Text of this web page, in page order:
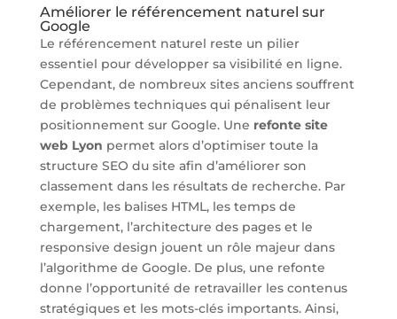
Améliorer le référencement naturel sur
Google
Le référencement naturel reste un pilier
essentiel pour développer sa visibilité en ligne.
Cependant, de nombreux sites anciens souffrent
de problèmes techniques qui pénalisent leur
positionnement sur Google. Une refonte site
web Lyon permet alors d’optimiser toute la
structure SEO du site afin d’améliorer son
classement dans les résultats de recherche. Par
exemple, les balises HTML, les temps de
chargement, l’architecture des pages et le
responsive design jouent un rôle majeur dans
l’algorithme de Google. De plus, une refonte
donne l’opportunité de retravailler les contenus
stratégiques et les mots-clés importants. Ainsi,